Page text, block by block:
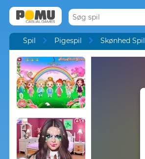
Spil Pigespil Skønhed Spil